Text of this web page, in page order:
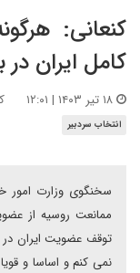
کنعانی:
کامل ایران
انتخاب سردبیر
سخنگوی وزارت امور
ممانعت روسیه از
توقف عضویت ایران
نمی کنم و اساسا و